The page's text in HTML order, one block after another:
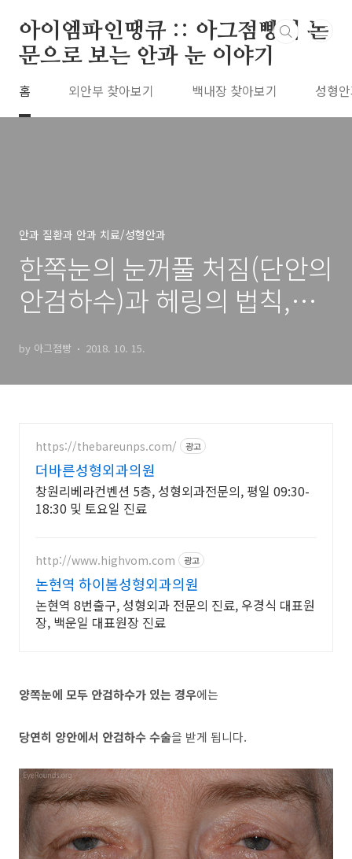
아이엠파인땡큐 :: 아그점빵의 논
문으로 보는 안과 눈 이야기
홈 외안부 찾아보기 백내장 찾아보기 성형
안과 질환과 안과 치료/성형안과
한쪽눈의 눈꺼풀 처짐(단안의
안검하수)과 헤링의 법칙,
by 아그점빵 2018. 10. 15.
https://thebareunps.com/ 광고
더바른성형외과의원
창원리베라컨벤션 5층, 성형외과전문의, 평일 09:30-
18:30 및 토요일 진료
http://www.highvom.com 광고
논현역 하이봄성형외과의원
논현역 8번출구, 성형외과 전문의 진료, 우경식 대표원
장, 백운일 대표원장 진료
양쪽눈에 모두 안검하수가 있는 경우에는
당연히 양안에서 안검하수 수술을 받게 됩니다.